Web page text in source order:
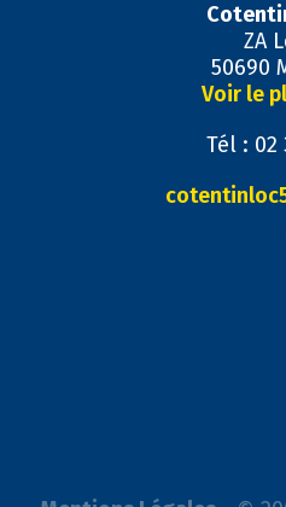
ZA
50690
Voir le
Tél : 02